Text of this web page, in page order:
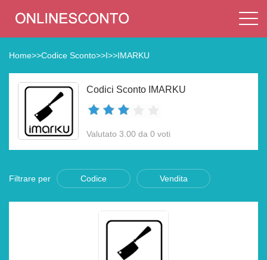
Home>>Codice Sconto>>I>>IMARKU
Codici Sconto IMARKU
Valutato 3.00 da 0 voti
Filtrare per Codice Vendita